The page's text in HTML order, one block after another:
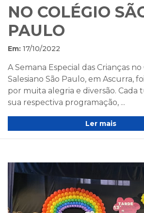
NO COLÉGIO
PAULO
Em: 17/10/2022
A Semana Especial das Crianças no
Salesiano São Paulo, em Ascurra,
por muita alegria e diversão. Cada
sua respectiva programação, ...
Ler mais